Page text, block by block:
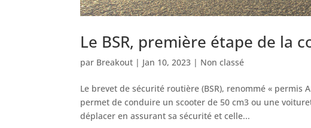
Le BSR, première étape de la
par Breakout | Jan 10, 2023 | Non classé
Le brevet de sécurité routière (BSR), renommé « permis
permet de conduire un scooter de 50 cm3 ou une
déplacer en assurant sa sécurité et celle...